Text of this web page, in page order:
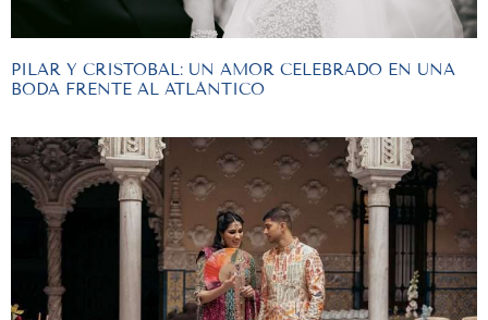
PILAR Y CRISTOBAL: UN AMOR CELEBRADO EN UNA
BODA FRENTE AL ATLÁNTICO